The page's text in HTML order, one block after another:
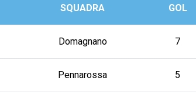
SQUADRA GOL
Domagnano 7
Pennarossa 5